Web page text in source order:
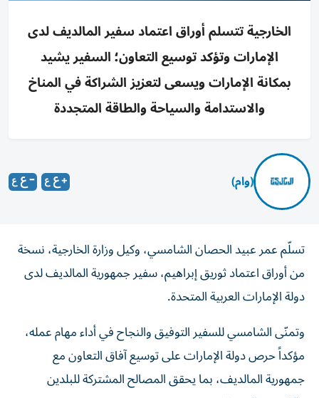
الخارجية تتسلم أوراق اعتماد سفير المالديف لدى
الإمارات وتؤكد توسيع التعاون؛ السفير يشيد
بمكانة الإمارات ويسعى لتعزيز الشراكة في المناخ
والاستدامة والسياحة والطاقة المتجددة
(وام)
تسلّم عمر عبيد الحصان الشامسي، وكيل وزارة الخارجية، نسخة
من أوراق اعتماد ثوريق إبراهيم، سفير جمهورية المالديف لدى
دولة الإمارات العربية المتحدة.
وتمنّى الشامسي للسفير التوفيق والنجاح في أداء مهام عمله،
مؤكداً حرص دولة الإمارات على توسيع آفاق التعاون مع
جمهورية المالديف، بما يحقق المصالح المشتركة للبلدين